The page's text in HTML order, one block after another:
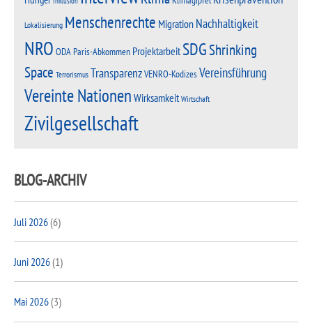
Lokalisierung Menschenrechte Migration Nachhaltigkeit
NRO ODAParis-Abkommen ProjektarbeitSDGShrinking
Space TerrorismusTransparenzVENRO-KodizesVereinsführung
Vereinte Nationen Wirksamkeit Wirtschaft
Zivilgesellschaft
BLOG-ARCHIV
Juli 2026(6)
Juni 2026(1)
Mai 2026(3)